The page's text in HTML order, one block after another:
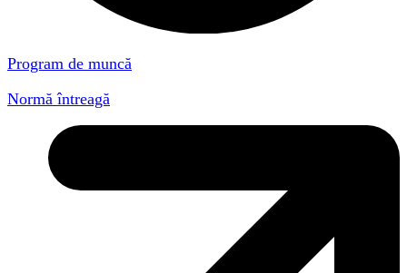
Program de muncă
Normă întreagă